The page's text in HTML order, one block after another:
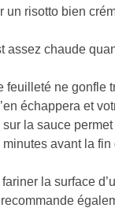
un risotto bien
assez chaude
feuilleté ne
échappera et
la sauce
minutes avant la
la surface